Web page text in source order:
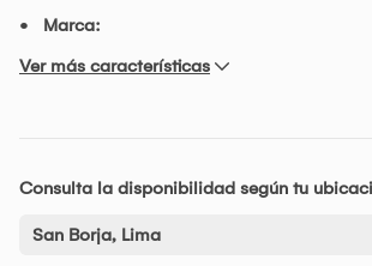
Marca:
Ver más características
Consulta la disponibilidad según tu
San Borja, Lima